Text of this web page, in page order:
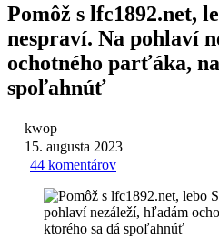
Pomôž s lfc1892.net,
nespraví. Na pohlaví
ochotného parťáka,
spoľahnúť
kwop
15. augusta 2023
44 komentárov